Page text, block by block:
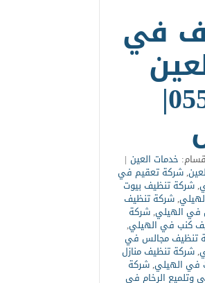
في
|0555131203|
خدمات العين |
,شركة تعقيم في
,شركة تنظيف بيوت
,شركة تنظيف
في الهيلي,شركة
كنب في الهيلي,
تنظيف مجالس في
,شركة تنظيف منازل
في الهيلي,شركة
وتلميع الرخام في